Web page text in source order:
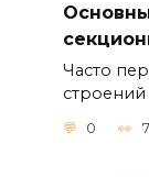
Часто
строений
0